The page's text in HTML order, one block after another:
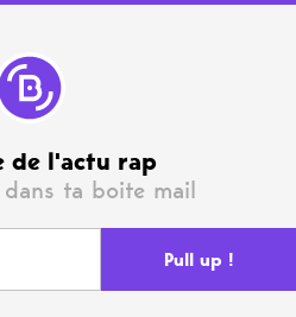
de l'actu rap
ta boite mail